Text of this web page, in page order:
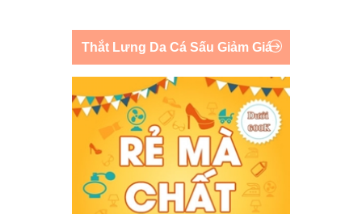
Thắt Lưng Da Cá Sấu Giảm Giá